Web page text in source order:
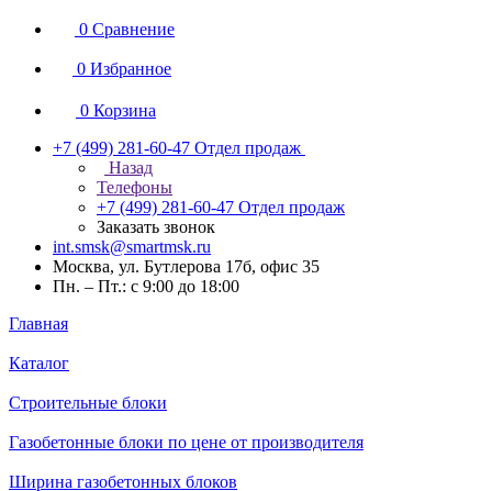
0 Сравнение
0 Избранное
0 Корзина
+7 (499) 281-60-47 Отдел продаж
Назад
Телефоны
+7 (499) 281-60-47 Отдел продаж
Заказать звонок
int.smsk@smartmsk.ru
Москва, ул. Бутлерова 17б, офис 35
Пн. – Пт.: с 9:00 до 18:00
Главная
Каталог
Строительные блоки
Газобетонные блоки по цене от производителя
Ширина газобетонных блоков